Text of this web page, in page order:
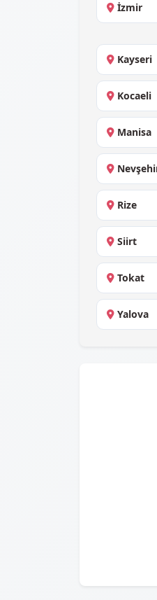
İzmir
Kayseri
Kocaeli
Manisa
Rize
Siirt
Tokat
Yalova